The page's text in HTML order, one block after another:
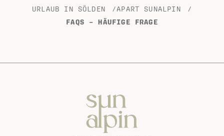
URLAUB IN SÖLDEN /APART SUNALPIN
/
FAQS – HÄUFIGE FRAGE